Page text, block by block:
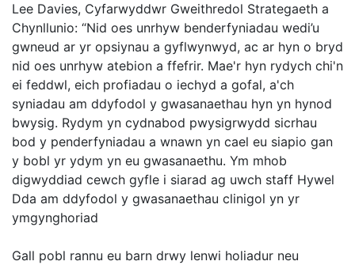
Lee Davies, Cyfarwyddwr Gweithredol Strategaeth a
Chynllunio: “Nid oes unrhyw benderfyniadau wedi’u
gwneud ar yr opsiynau a gyflwynwyd, ac ar hyn o bryd
nid oes unrhyw atebion a ffefrir. Mae'r hyn rydych chi'n
ei feddwl, eich profiadau o iechyd a gofal, a'ch
syniadau am ddyfodol y gwasanaethau hyn yn hynod
bwysig. Rydym yn cydnabod pwysigrwydd sicrhau
bod y penderfyniadau a wnawn yn cael eu siapio gan
y bobl yr ydym yn eu gwasanaethu. Ym mhob
digwyddiad cewch gyfle i siarad ag uwch staff Hywel
Dda am ddyfodol y gwasanaethau clinigol yn yr
ymgynghoriad
Gall pobl rannu eu barn drwy lenwi holiadur neu